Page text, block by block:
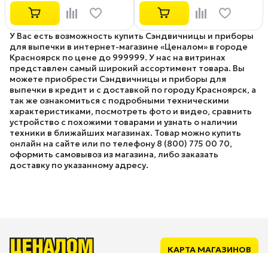
У Вас есть возможность купить Сэндвичницы и приборы
для выпечки в интернет-магазине «Ценалом» в городе
Красноярск по цене до 999999. У нас на витринах
представлен самый широкий ассортимент товара. Вы
можете приобрести Сэндвичницы и приборы для
выпечки в кредит и с доставкой по городу Красноярск, а
так же ознакомиться с подробными техническими
характеристиками, посмотреть фото и видео, сравнить
устройство с похожими товарами и узнать о наличии
техники в ближайших магазинах. Товар можно купить
онлайн на сайте или по телефону 8 (800) 775 00 70,
оформить самовывоз из магазина, либо заказать
доставку по указанному адресу.
КАРТА МАГАЗИНОВ